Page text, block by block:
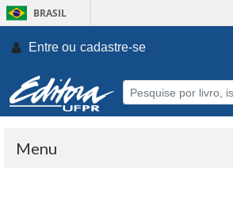
BRASIL
Entre ou cadastre-se.
Menu